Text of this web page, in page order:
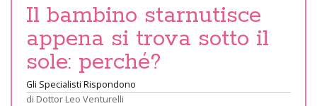
Il bambino starnutisce
appena si trova sotto il
sole: perché?
Gli Specialisti Rispondono
di Dottor Leo Venturelli